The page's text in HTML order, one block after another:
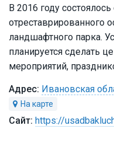
В 2016 году
отреставрированного
ландшафтного парка.
планируется сделать
мероприятий,
Ивановская
https://